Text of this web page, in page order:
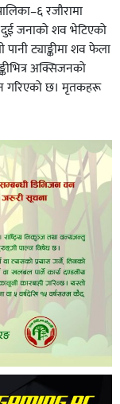
रजौरामा
दुई जनाको शव भेटिएको
ट्याङ्कीमा शव फेला
अक्सिजनको
गरिएको छ। मृतकहरू